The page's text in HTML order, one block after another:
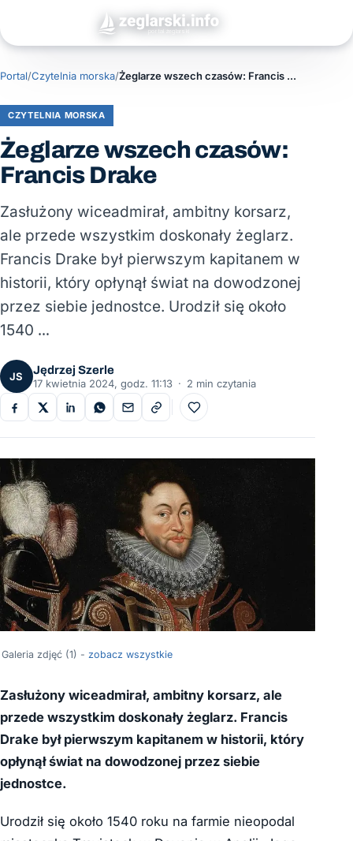
Portal/Czytelnia morska/ Żeglarze wszech czasów: Francis Drake
CZYTELNIA MORSKA
Żeglarze wszech czasów:
Francis Drake
Zasłużony wiceadmirał, ambitny korsarz,
ale przede wszystkim doskonały żeglarz.
Francis Drake był pierwszym kapitanem w
historii, który opłynął świat na dowodzonej
przez siebie jednostce. Urodził się około
1540 …
JS
Jędrzej Szerle
17 kwietnia 2024, godz. 11:13 · 2 min czytania
Do ulubionych
Galeria zdjęć (1) - zobacz wszystkie
Zasłużony wiceadmirał, ambitny korsarz, ale
przede wszystkim doskonały żeglarz. Francis
Drake był pierwszym kapitanem w historii, który
opłynął świat na dowodzonej przez siebie
jednostce.
Urodził się około 1540 roku na farmie nieopodal